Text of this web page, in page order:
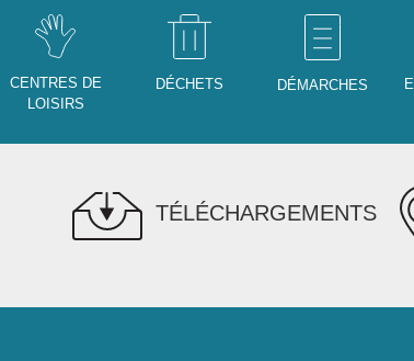
CENTRES DE
LOISIRS
DÉCHETS DÉMARCHES
TÉLÉCHARGEMENTS